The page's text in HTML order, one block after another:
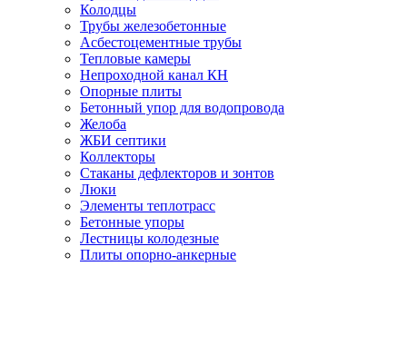
Колодцы
Трубы железобетонные
Асбестоцементные трубы
Тепловые камеры
Непроходной канал КН
Опорные плиты
Бетонный упор для водопровода
Желоба
ЖБИ септики
Коллекторы
Стаканы дефлекторов и зонтов
Люки
Элементы теплотрасс
Бетонные упоры
Лестницы колодезные
Плиты опорно-анкерные